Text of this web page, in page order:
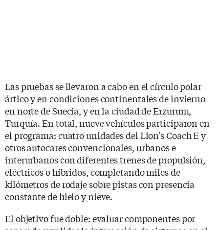
Las pruebas se llevaron a cabo en el círculo polar
ártico y en condiciones continentales de invierno
en norte de Suecia, y en la ciudad de Erzurum,
Turquía. En total, nueve vehículos participaron en
el programa: cuatro unidades del Lion’s Coach E y
otros autocares convencionales, urbanos e
interurbanos con diferentes trenes de propulsión,
eléctricos o híbridos, completando miles de
kilómetros de rodaje sobre pistas con presencia
constante de hielo y nieve.
El objetivo fue doble: evaluar componentes por